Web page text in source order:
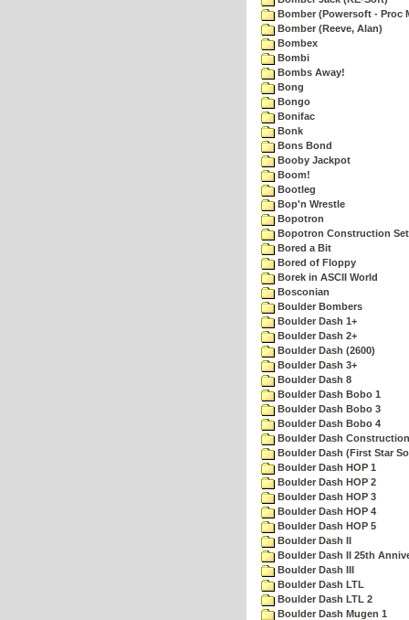
Bomber (Powersoft - Proc
Bomber (Reeve, Alan)
Bombex
Bombi
Bombs Away!
Bong
Bongo
Bonifac
Bonk
Bons Bond
Booby Jackpot
Boom!
Bootleg
Bop'n Wrestle
Bopotron
Bopotron Construction Set
Bored a Bit
Bored of Floppy
Borek in ASCII World
Bosconian
Boulder Bombers
Boulder Dash 1+
Boulder Dash 2+
Boulder Dash (2600)
Boulder Dash 3+
Boulder Dash 8
Boulder Dash Bobo 1
Boulder Dash Bobo 3
Boulder Dash Bobo 4
Boulder Dash
Boulder Dash (First Star
Boulder Dash HOP 1
Boulder Dash HOP 2
Boulder Dash HOP 3
Boulder Dash HOP 4
Boulder Dash HOP 5
Boulder Dash II
Boulder Dash II 25th
Boulder Dash III
Boulder Dash LTL
Boulder Dash LTL 2
Boulder Dash Mugen 1